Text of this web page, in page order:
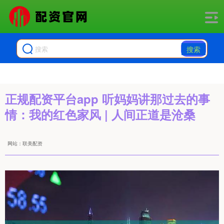
搜索
正规配资平台app 听妈妈讲那过去的事
情：我的红色家风 | 人间正道是沧桑
网站：联美配资